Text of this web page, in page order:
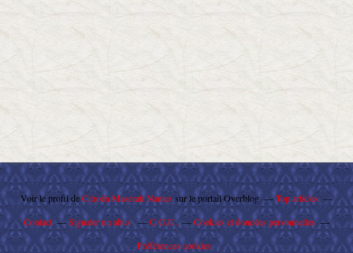
Voir le profil deCitroën Maserati Nantessur le portail Overblog
Top articles
Contact
Signaler un abus C.G.U.
Cookies et données personnelles
Préférences cookies